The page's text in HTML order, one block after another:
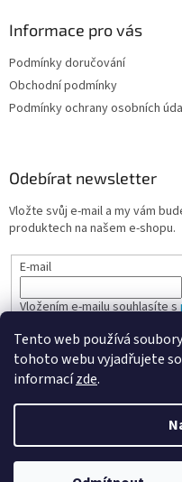
Tento web používá
tohoto webu vyjadřujete
informacízde.
Informace pro vás
Podmínky doručování
Obchodní podmínky
Podmínky ochrany osobních
Odebírat newsletter
Vložte svůj e-mail a my vám
produktech na našem e-shopu.
E-mail
Vložením e-mailu souhlasíte s
PŘIHLÁSIT SE